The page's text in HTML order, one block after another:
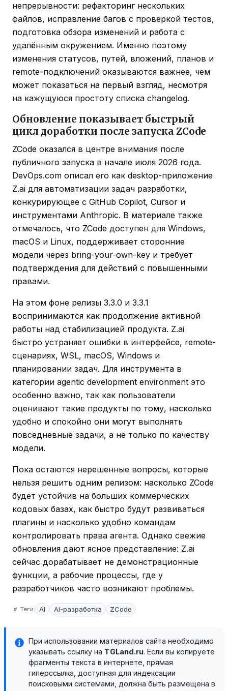
непрерывности: рефакторинг нескольких
файлов, исправление багов с проверкой тестов,
подготовка обзора изменений и работа с
удалённым окружением. Именно поэтому
изменения статусов, путей, вложений, планов и
remote-подключений оказываются важнее, чем
может показаться на первый взгляд, несмотря
на кажущуюся простоту списка changelog.
Обновление показывает быстрый
цикл доработки после запуска ZCode
ZCode оказался в центре внимания после
публичного запуска в начале июля 2026 года.
DevOps.com описал его как desktop-приложение
Z.ai для автоматизации задач разработки,
конкурирующее с GitHub Copilot, Cursor и
инструментами Anthropic. В материале также
отмечалось, что ZCode доступен для Windows,
macOS и Linux, поддерживает сторонние
модели через bring-your-own-key и требует
подтверждения для действий с повышенными
правами.
На этом фоне релизы 3.3.0 и 3.3.1
воспринимаются как продолжение активной
работы над стабилизацией продукта. Z.ai
быстро устраняет ошибки в интерфейсе, remote-
сценариях, WSL, macOS, Windows и
планировании задач. Для инструмента в
категории agentic development environment это
особенно важно, так как пользователи
оценивают такие продукты по тому, насколько
удобно и спокойно они могут выполнять
повседневные задачи, а не только по качеству
модели.
Пока остаются нерешенные вопросы, которые
нельзя решить одним релизом: насколько ZCode
будет устойчив на больших коммерческих
кодовых базах, как быстро будут развиваться
плагины и насколько удобно командам
контролировать права агента. Однако свежие
обновления дают ясное представление: Z.ai
сейчас дорабатывает не демонстрационные
функции, а рабочие процессы, где у
разработчиков часто возникают проблемы.
Теги: AI AI-разработка ZCode
При использовании материалов сайта необходимо
указывать ссылку на TGLand.ru. Если вы копируете
фрагменты текста в интернете, прямая
гиперссылка, доступная для индексации
поисковыми системами, должна быть размещена в